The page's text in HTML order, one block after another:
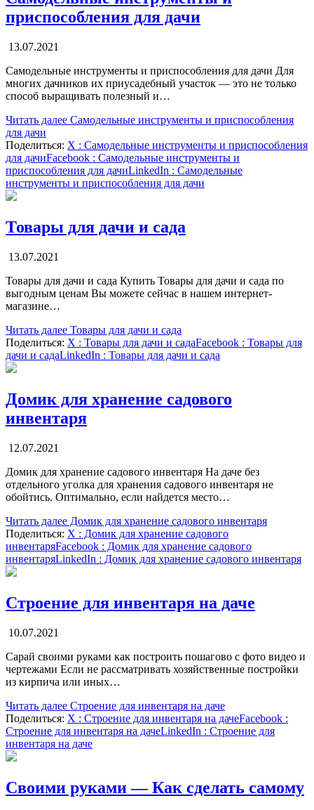
приспособления для дачи
13.07.2021
Самодельные инструменты и приспособления для дачи Для
многих дачников их приусадебный участок — это не только
способ выращивать полезный и…
Читать далее Самодельные инструменты и приспособления
для дачи
Поделиться: X : Самодельные инструменты и приспособления
для дачиFacebook : Самодельные инструменты и
приспособления для дачиLinkedIn : Самодельные
инструменты и приспособления для дачи
Товары для дачи и сада
13.07.2021
Товары для дачи и сада Купить Товары для дачи и сада по
выгодным ценам Вы можете сейчас в нашем интернет-
магазине…
Читать далее Товары для дачи и сада
Поделиться: X : Товары для дачи и садаFacebook : Товары для
дачи и садаLinkedIn : Товары для дачи и сада
Домик для хранение садового
инвентаря
12.07.2021
Домик для хранение садового инвентаря На даче без
отдельного уголка для хранения садового инвентаря не
обойтись. Оптимально, если найдется место…
Читать далее Домик для хранение садового инвентаря
Поделиться: X : Домик для хранение садового
инвентаряFacebook : Домик для хранение садового
инвентаряLinkedIn : Домик для хранение садового инвентаря
Строение для инвентаря на даче
10.07.2021
Сарай своими руками как построить пошагово с фото видео и
чертежами Если не рассматривать хозяйственные постройки
из кирпича или иных…
Читать далее Строение для инвентаря на даче
Поделиться: X : Строение для инвентаря на дачеFacebook :
Строение для инвентаря на дачеLinkedIn : Строение для
инвентаря на даче
Своими руками — Как сделать самому